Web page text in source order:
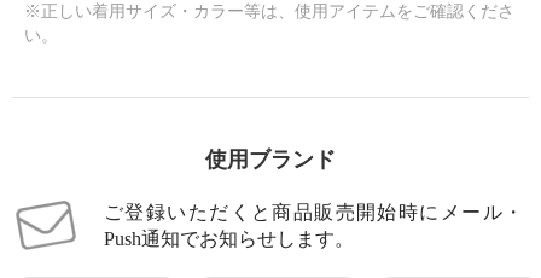
※正しい着用サイズ・カラー等は、使用アイテムをご確認くださ
い。
使用ブランド
ご登録いただくと商品販売開始時にメール・
Push通知でお知らせします。